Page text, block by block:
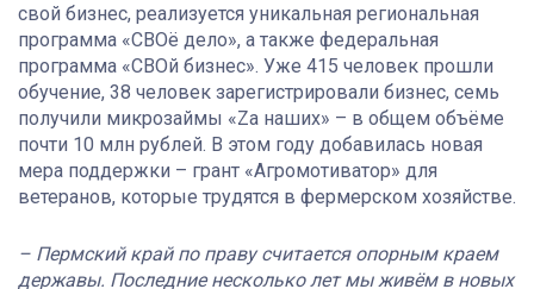
свой бизнес, реализуется уникальная региональная
программа «СВОё дело», а также федеральная
программа «СВОй бизнес». Уже 415 человек прошли
обучение, 38 человек зарегистрировали бизнес, семь
получили микрозаймы «Zа наших» – в общем объёме
почти 10 млн рублей. В этом году добавилась новая
мера поддержки – грант «Агромотиватор» для
ветеранов, которые трудятся в фермерском хозяйстве.
– Пермский край по праву считается опорным краем
державы. Последние несколько лет мы живём в новых